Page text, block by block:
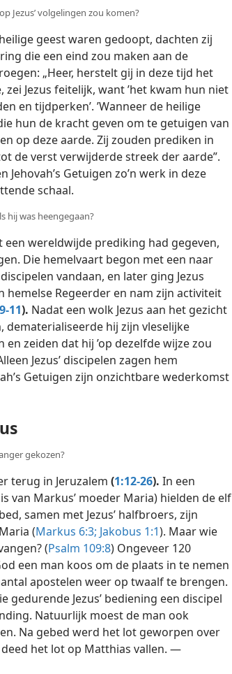
Jezus’ volgelingen zou komen?
geest waren gedoopt, dachten zij
die een eind zou maken aan de
„Heer, herstelt gij in deze tijd het
zei Jezus feitelijk, want ’het kwam hun niet
en tijdperken’. ’Wanneer de heilige
hun de kracht geven om te getuigen van
op deze aarde. Zij zouden prediken in
de verst verwijderde streek der aarde”.
Getuigen zo’n werk in deze
schaal.
hij was heengegaan?
een wereldwijde prediking had gegeven,
Die hemelvaart begon met een naar
vandaan, en later ging Jezus
hemelse Regeerder en nam zijn activiteit
11). Nadat een wolk Jezus aan het gezicht
hij zijn vleselijke
zeiden dat hij ’op dezelfde wijze zou
Jezus’ discipelen zagen hem
Getuigen zijn onzichtbare wederkomst
gekozen?
terug in Jeruzalem (1:12-26). In een
van Markus’ moeder Maria) hielden de elf
samen met Jezus’ halfbroers, zijn
(Markus 6:3; Jakobus 1:1). Maar wie
(Psalm 109:8) Ongeveer 120
een man koos om de plaats in te nemen
apostelen weer op twaalf te brengen.
gedurende Jezus’ bediening een discipel
Natuurlijk moest de man ook
Na gebed werd het lot geworpen over
deed het lot op Matthias vallen. —